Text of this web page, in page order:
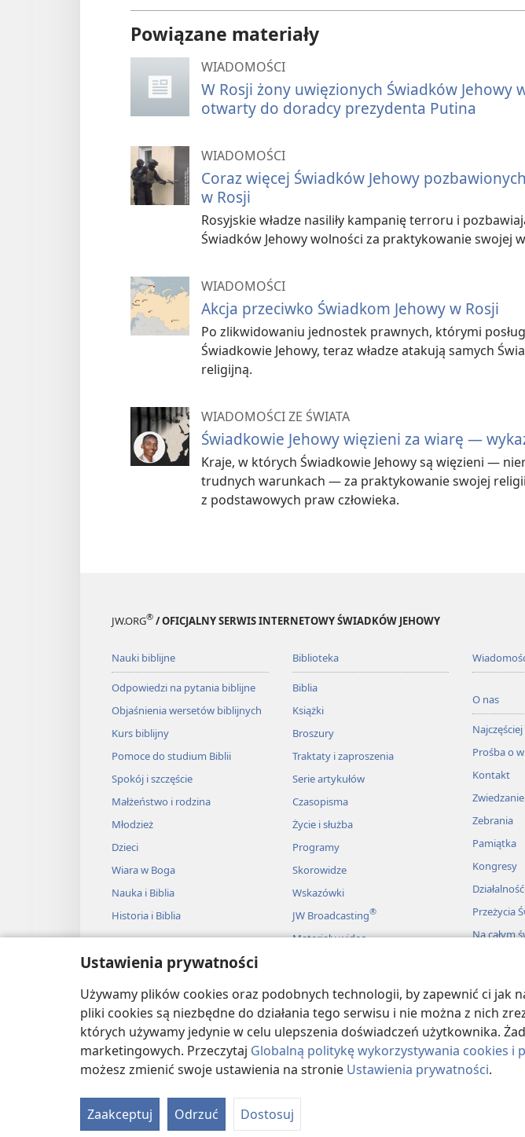
Ustawienia prywatności
Używamy plików cookies oraz podobnych technologii, by zapewnić ci jak
pliki cookies są niezbędne do działania tego serwisu i nie można z nich
których używamy jedynie w celu ulepszenia doświadczeń użytkownika.
marketingowych. Przeczytaj Globalną politykę wykorzystywania cookies i
możesz zmienić swoje ustawienia na stronie Ustawienia prywatności.
Zaakceptuj Odrzuć Dostosuj
Powiązane materiały
WIADOMOŚCI
W Rosji żony uwięzionych Świadków Jehowy
otwarty do doradcy prezydenta Putina
WIADOMOŚCI
Coraz więcej Świadków Jehowy
w Rosji
Rosyjskie władze nasiliły kampanię terroru i
Świadków Jehowy wolności za praktykowanie swojej
WIADOMOŚCI
Akcja przeciwko Świadkom Jehowy w Rosji
Po zlikwidowaniu jednostek prawnych, którymi
Świadkowie Jehowy, teraz władze atakują samych
religijną.
WIADOMOŚCI ZE ŚWIATA
Świadkowie Jehowy więzieni za wiarę —
Kraje, w których Świadkowie Jehowy są więzieni —
trudnych warunkach — za praktykowanie swojej
z podstawowych praw człowieka.
JW.ORG® / OFICJALNY SERWIS INTERNETOWY ŚWIADKÓW JEHOWY
Nauki biblijne
Odpowiedzi na pytania biblijne
Objaśnienia wersetów biblijnych
Kurs biblijny
Pomoce do studium Biblii
Spokój i szczęście
Małżeństwo i rodzina
Młodzież
Dzieci
Wiara w Boga
Nauka i Biblia
Historia i Biblia
Biblioteka
Biblia
Książki
Broszury
Traktaty i zaproszenia
Serie artykułów
Czasopisma
Życie i służba
Programy
Skorowidze
Wskazówki
JW Broadcasting®
Materiały wideo
Adaptacje dźwiękowe Biblii
O nas
Prośba o
Kontakt
Zebrania
Pamiątka
Kongresy
Działalność
Przeżycia
Na całym
Copyright© 2026 Watch Tower Bible and Tract Society of Pennsylvania.